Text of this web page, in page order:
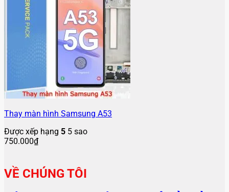
Thay màn hình Samsung A53
Được xếp hạng 5 5 sao
750.000₫
VỀ CHÚNG TÔI